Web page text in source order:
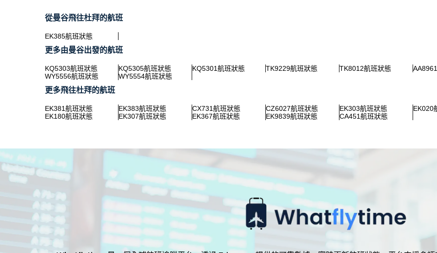
從曼谷飛往杜拜的航班
EK385航班狀態
更多由曼谷出發的航班
KQ5303航班狀態 KQ5305航班狀態 KQ5301航班狀態 TK9229航班狀態 TK8012航班狀態
WY5556航班狀態
WY5554航班狀態
更多飛往杜拜的航班
EK381航班狀態 EK383航班狀態 CX731航班狀態 CZ6027航班狀態 EK303航班狀態 EK020
EK180航班狀態
EK307航班狀態 EK367航班狀態 EK9839航班狀態 CA451航班狀態